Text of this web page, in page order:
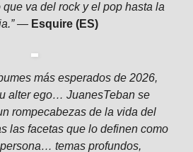
va del rock y el pop hasta la
— Esquire (ES)
más esperados de 2026,
alter ego… JuanesTeban se
rompecabezas de la vida del
las facetas que lo definen como
temas profundos,